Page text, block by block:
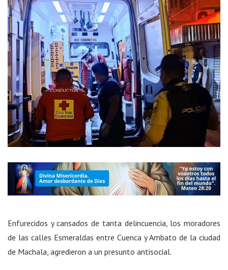
Enfurecidos y cansados de tanta delincuencia, los moradores
de las calles Esmeraldas entre Cuenca y Ambato de la ciudad
de Machala, agredieron a un presunto antisocial.